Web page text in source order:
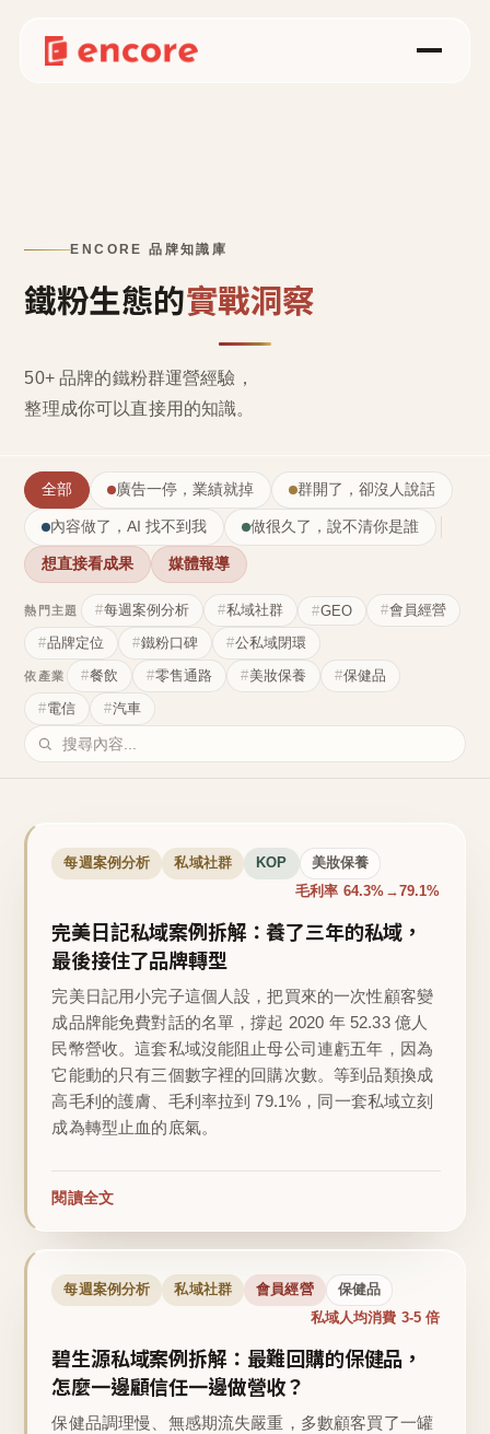
ENCORE 品牌知識庫
鐵粉生態的實戰洞察
50+ 品牌的鐵粉群運營經驗，
整理成你可以直接用的知識。
全部 廣告一停，業績就掉 群開了，卻沒人說話
內容做了，AI 找不到我 做很久了，說不清你是誰
想直接看成果 媒體報導
熱門主題 每週案例分析 私域社群 GEO
會員經營
品牌定位
鐵粉口碑 公私域閉環
依產業 餐飲 零售通路 美妝保養
保健品
電信
汽車
每週案例分析 私域社群 KOP 美妝保養
毛利率 64.3%→79.1%
完美日記私域案例拆解：養了三年的私域，
最後接住了品牌轉型
完美日記用小完子這個人設，把買來的一次性顧客變
成品牌能免費對話的名單，撐起 2020 年 52.33 億人
民幣營收。這套私域沒能阻止母公司連虧五年，因為
它能動的只有三個數字裡的回購次數。等到品類換成
高毛利的護膚、毛利率拉到 79.1%，同一套私域立刻
成為轉型止血的底氣。
閱讀全文
每週案例分析 私域社群 會員經營 保健品
私域人均消費 3-5 倍
碧生源私域案例拆解：最難回購的保健品，
怎麼一邊顧信任一邊做營收？
保健品調理慢、無感期流失嚴重，多數顧客買了一罐